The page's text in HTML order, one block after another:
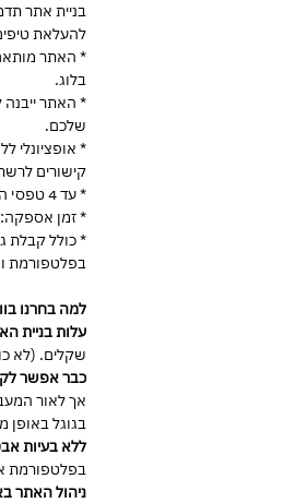
בניית אתר
להעלאת
בלוג.
* האתר
שלכם.
קישורים
* עד 4 טפסי השארת פרטים שונים.
* זמן אספקה: 7 ימי עסקים בלבד + עד 3 סבבי תיקונים.
* כולל קבלת
בפלטפורמת
למה בחרנו
עלות בניית
שקלים. (לא
כבר אפשר
בגוגל באופן
ללא בעיות
בפלטפורמת
ניהול האתר